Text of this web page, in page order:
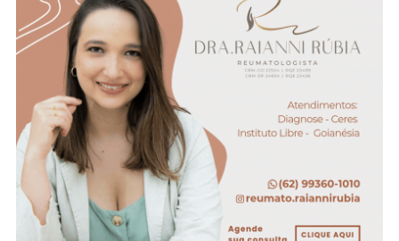
Do
Corpo
De
Bombeiros